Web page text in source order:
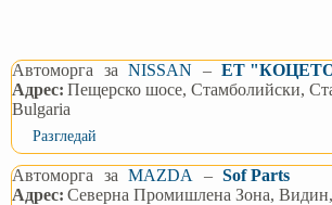
Автоморга за NISSAN – ЕТ "КОЦЕТО
Адрес: Пещерско шосе, Стамболийски,
Bulgaria
Разгледай
Автоморга за MAZDA – Sof Parts
Адрес: Северна Промишлена Зона,